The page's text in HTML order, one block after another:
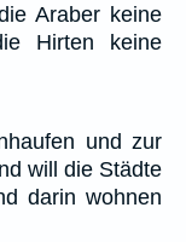
Araber keine
Hirten keine
und zur
will die Städte
darin wohnen